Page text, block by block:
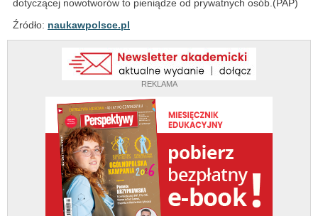
REKLAMA
dotyczącej nowotworów to pieniądze od prywatnych osób.(PAP)
Źródło: naukawpolsce.pl